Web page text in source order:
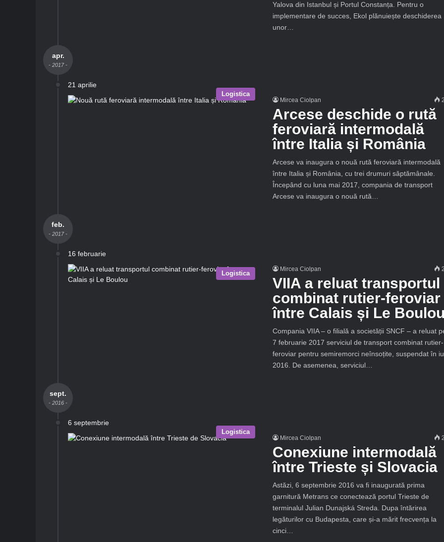
Yalova din Istanbul și Portul Constanța. Pentru o
implementare de succes, Ekol plănuiește deschiderea
unor…
apr.
- 2017 -
21 aprilie
Logistica
Mircea Ciolpan
Arcese deschide o rută
feroviară intermodală
între Italia și România
Arcese va inaugura o nouă rută feroviară intermodală
între Italia și România, cu trei drumuri săptămânale.
Începând cu luna mai 2017, compania de transport
Arcese va inaugura o nouă rută…
feb.
- 2017 -
16 februarie
Logistica
Mircea Ciolpan
VIIA a reluat transportul
combinat rutier-feroviar
între Calais și Le
Compania VIIA – o filială a societății SNCF – a reluat
7 februarie 2017 serviciul de transport combinat rutier-
feroviar pentru semiremorci neînsoțite, suspendat în
2016. De asemenea, serviciul…
sept.
- 2016 -
6 septembrie
Logistica
Mircea Ciolpan
Conexiune intermodală
între Trieste și Slovacia
Astăzi, 6 septembrie 2016 va fi inaugurată prima
garnitură Metrans ce conectează portul Trieste de
terminalul Julian Dunajská Streda. Dupa întărirea
legăturilor cu Budapesta, care și-a mărit frecvența la
cinci…